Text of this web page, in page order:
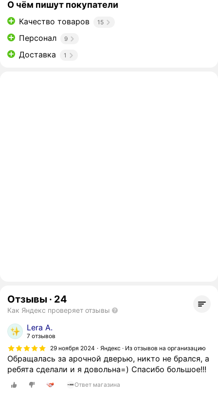
О чём пишут покупатели
Качество товаров 15
Персонал 9
Доставка 1
Отзывы · 24
Как Яндекс проверяет отзывы
Lera A.
7 отзывов
29 ноября 2024
Яндекс · Из отзывов на организацию
Обращалась за арочной дверью, никто не брался, а
ребята сделали и я довольна=) Спасибо большое!!!
Ответ магазина